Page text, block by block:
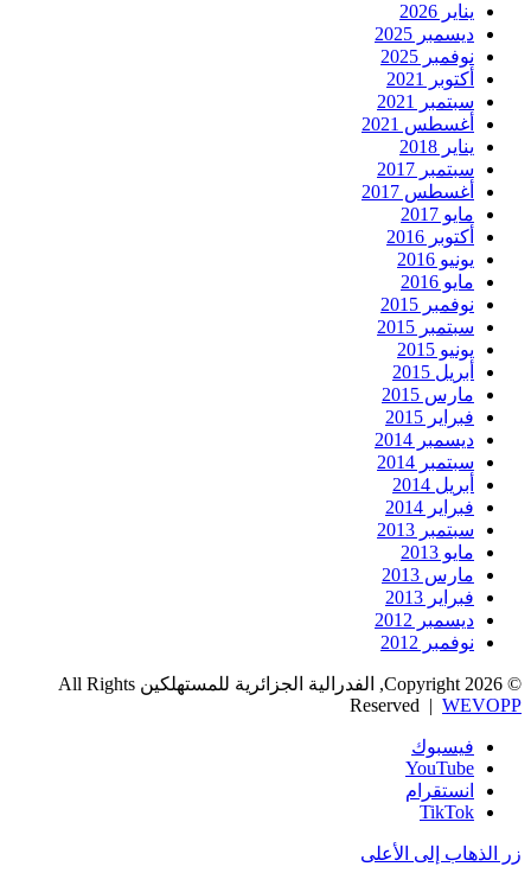
يناير 2026
ديسمبر 2025
نوفمبر 2025
أكتوبر 2021
سبتمبر 2021
أغسطس 2021
يناير 2018
سبتمبر 2017
أغسطس 2017
مايو 2017
أكتوبر 2016
يونيو 2016
مايو 2016
نوفمبر 2015
سبتمبر 2015
يونيو 2015
أبريل 2015
مارس 2015
فبراير 2015
ديسمبر 2014
سبتمبر 2014
أبريل 2014
فبراير 2014
سبتمبر 2013
مايو 2013
مارس 2013
فبراير 2013
ديسمبر 2012
نوفمبر 2012
© Copyright 2026, الفدرالية الجزائرية للمستهلكين All Rights
Reserved | WEVOPP
فيسبوك
‫YouTube
انستقرام
‫TikTok
زر الذهاب إلى الأعلى